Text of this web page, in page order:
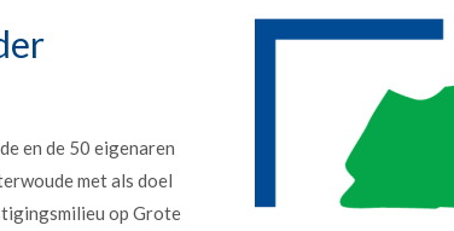
en de 50 eigenaren
met als doel
op Grote